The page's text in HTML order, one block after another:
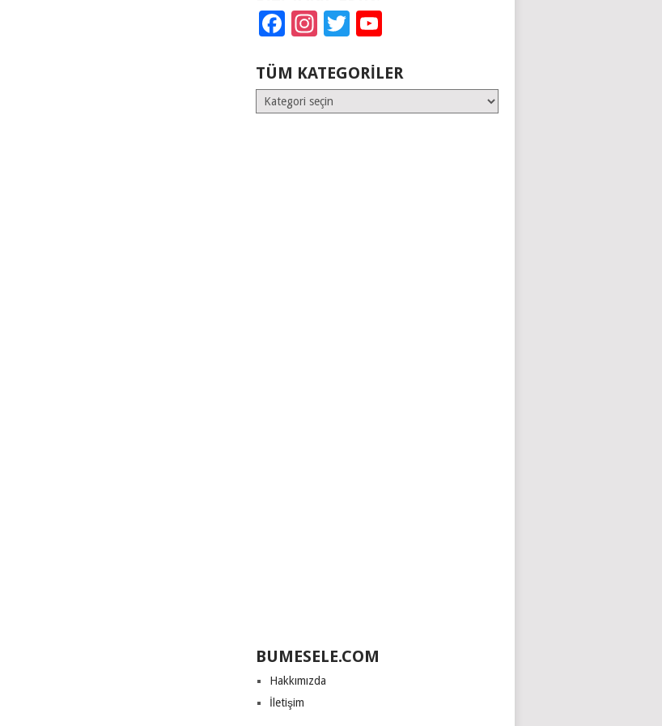
Facebook
Instagram
Twitter
TÜM KATEGORILER
Tüm
Kategoriler
BUMESELE.COM
Hakkımızda
İletişim